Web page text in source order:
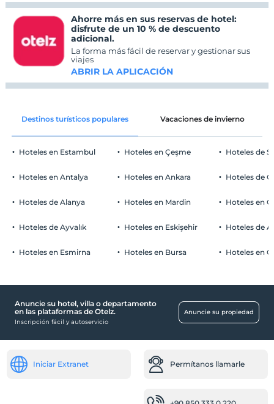
Ahorre más en sus reservas de hotel:
disfrute de un 10 % de descuento
adicional.
La forma más fácil de reservar y gestionar sus
viajes
ABRIR LA APLICACIÓN
Destinos turísticos populares Vacaciones de invierno
Hoteles en Estambul
Hoteles en Antalya
Hoteles de Alanya
Hoteles de Ayvalık
Hoteles en Esmirna
Hoteles en Çeşme
Hoteles en Ankara
Hoteles en Mardin
Hoteles en Eskişehir
Hoteles en Bursa
Hoteles de
Hoteles de
Hoteles en
Hoteles de
Hoteles en
Anuncie su hotel, villa o departamento
en las plataformas de Otelz.
Inscripción fácil y autoservicio
Anuncie su propiedad
Iniciar Extranet Permítanos llamarle